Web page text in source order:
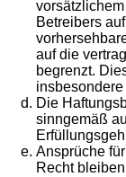
Betreibers
auf die
begrenzt.
Die
sinngemäß
Ansprüche
Recht